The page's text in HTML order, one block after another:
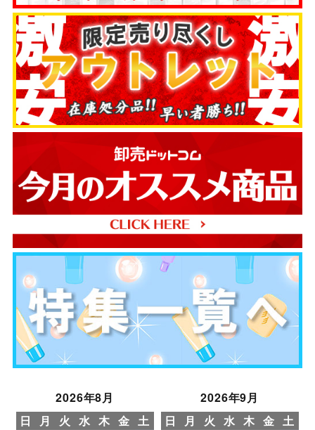
2026年8月
日
月 火 水 木 金 土
2026年9月
日
月 火 水 木 金 土